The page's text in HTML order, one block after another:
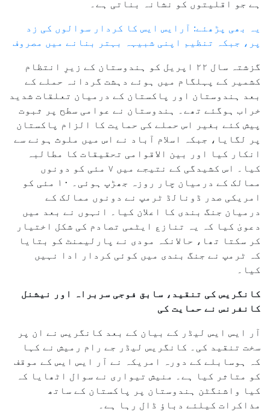
ہے جو اقلیتوں کو نشانہ بناتی ہے۔
یہ بھی پڑھئے: آرایس ایس کا کردار سوالوں کی زد
پر، جبکہ تنظیم اپنی شبیہہ بہتر بنانے میں مصروف
گزشتہ سال ۲۲ اپریل کو ہندوستان کے زیرِ انتظام
کشمیر کے پہلگام میں ہوئے دہشت گردانہ حملے کے
بعد ہندوستان اور پاکستان کے درمیان تعلقات شدید
خراب ہوگئے تھے۔ ہندوستان نے عوامی سطح پر ثبوت
پیش کئے بغیر اس حملے کی حمایت کا الزام پاکستان
پر لگایا، جبکہ اسلام آباد نے اس میں ملوث ہونے سے
انکار کیا اور بین الاقوامی تحقیقات کا مطالبہ
کیا۔ اس کشیدگی کے نتیجے میں ۷ مئی کو دونوں
ممالک کے درمیان چار روزہ جھڑپ ہوئی۔ ۱۰ مئی کو
امریکی صدر ڈونالڈ ٹرمپ نے دونوں ممالک کے
درمیان جنگ بندی کا اعلان کیا۔ انہوں نے بعد میں
دعویٰ کیا کہ یہ تنازع ایٹمی تصادم کی شکل اختیار
کر سکتا تھا، حالانکہ مودی نے پارلیمنٹ کو بتایا
کہ ٹرمپ نے جنگ بندی میں کوئی کردار ادا نہیں
کیا۔
کانگریس کی تنقید، سابق فوجی سربراہ اور نیشنل
کانفرنس نے حمایت کی
آر ایس ایس لیڈر کے بیان کے بعد کانگریس نے ان پر
سخت تنقید کی۔ کانگریس لیڈر جے رام رمیش نے کہا
کہ ہوسابلے کے دورہ امریکہ نے آر ایس ایس کے موقف
کو متاثر کیا ہے۔ منیش تیواری نے سوال اٹھایا کہ
کیا واشنگٹن ہندوستان پر پاکستان کے ساتھ
مذاکرات کیلئے دباؤ ڈال رہا ہے۔